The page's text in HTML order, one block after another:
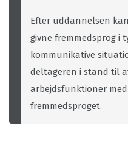
Efter uddannelsen
givne fremmedsprog i
kommunikative
deltageren i stand til
arbejdsfunktioner
fremmedsproget.